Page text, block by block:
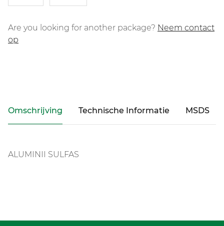
Are you looking for another package? Neem contact
op
Omschrijving Technische Informatie MSDS
ALUMINII SULFAS